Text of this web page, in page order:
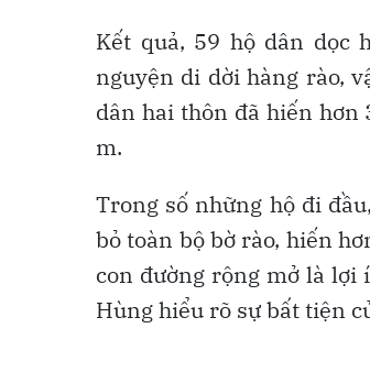
Kết quả, 59 hộ dân dọc
nguyện di dời hàng rào,
dân hai thôn đã hiến hơn
m.
Trong số những hộ đi
bỏ toàn bộ bờ rào, hiến
con đường rộng mở là lợi
Hùng hiểu rõ sự bất tiện